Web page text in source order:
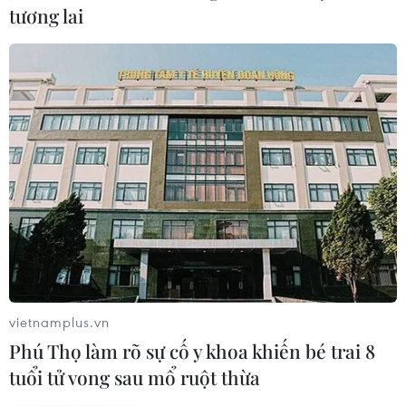
#CT3 #Dân cư #Bức xúc
#Constrexim
#Hứa suông
#Dịch vụ
Theo dõi VietnamPlus
TIN CÙNG CHUYÊN MỤC
tương lai
vietnamplus.vn
Phú Thọ làm rõ sự cố y khoa khiến bé trai 8
tuổi tử vong sau mổ ruột thừa